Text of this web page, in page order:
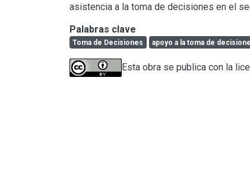
asistencia a la toma de decisiones en el
Palabras clave
Toma de Decisiones apoyo a la toma de
Esta obra se publica con la